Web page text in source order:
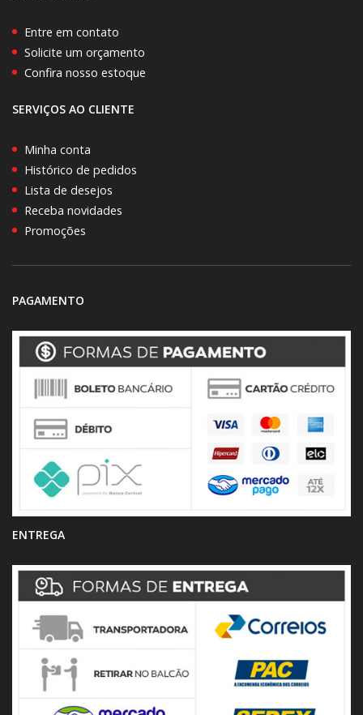
Entre em contato
Solicite um orçamento
Confira nosso estoque
SERVIÇOS AO CLIENTE
Minha conta
Histórico de pedidos
Lista de desejos
Receba novidades
Promoções
PAGAMENTO
ENTREGA